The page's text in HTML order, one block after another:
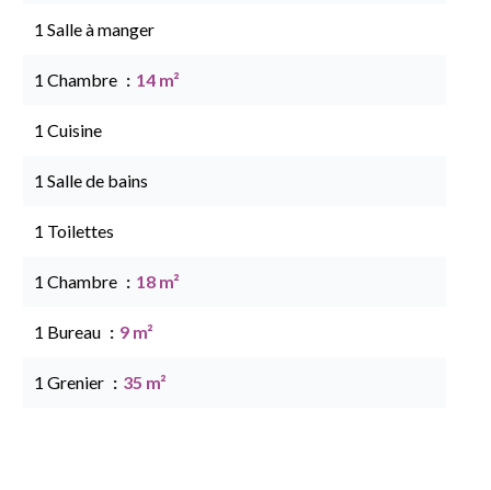
1 Salle à manger
1 Chambre 14 m²
1 Cuisine
1 Salle de bains
1 Toilettes
1 Chambre 18 m²
1 Bureau 9 m²
1 Grenier 35 m²